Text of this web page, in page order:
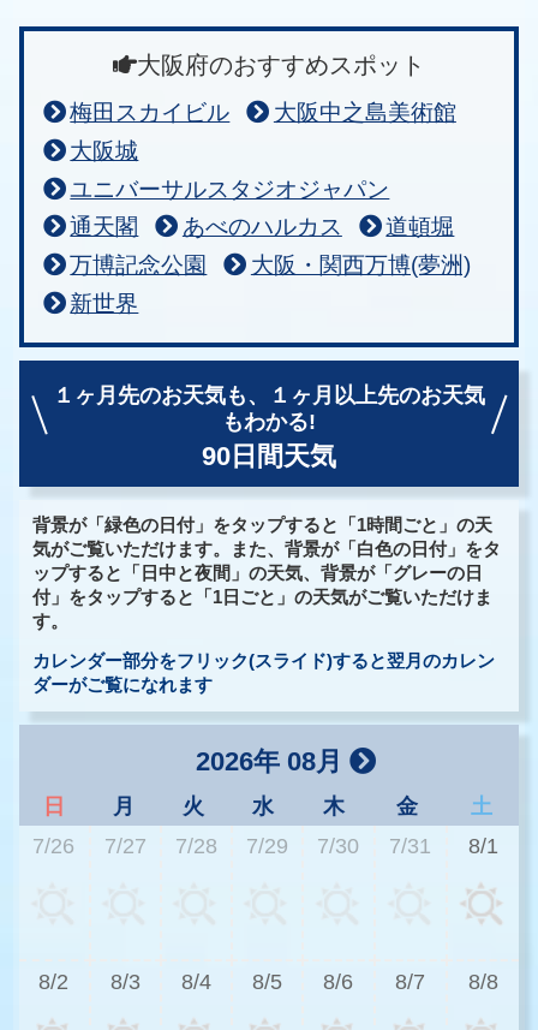
大阪府のおすすめスポット
梅田スカイビル
大阪中之島美術館
大阪城
ユニバーサルスタジオジャパン
通天閣
あべのハルカス
道頓堀
万博記念公園
大阪・関西万博(夢洲)
新世界
１ヶ月先のお天気も、
１ヶ月以上先のお天気
もわかる!
90日間天気
背景が「緑色の日付」をタップすると「1時間ごと」の天
気がご覧いただけます。また、背景が「白色の日付」をタ
ップすると「日中と夜間」の天気、背景が「グレーの日
付」をタップすると「1日ごと」の天気がご覧いただけま
す。
カレンダー部分をフリック(スライド)すると翌月のカレン
ダーがご覧になれます
2026年 08月
日 月 火 水 木 金
土
7/26
7/27 7/28 7/29 7/30 7/31 8/1
8/2 8/3 8/4 8/5 8/6 8/7 8/8